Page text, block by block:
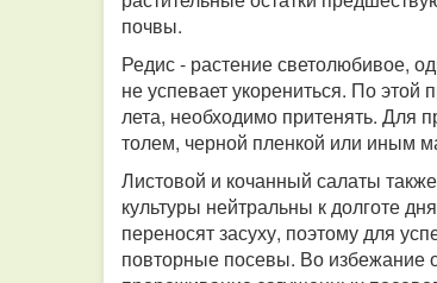
почвы.
Редис - растение светолюбивое,
не успевает укорениться. По
лета, необходимо притенять. Для
толем, черной пленкой или иным
Листовой и кочанный салаты
культуры нейтральны к долготе
переносят засуху, поэтому для
повторные посевы. Во избежание